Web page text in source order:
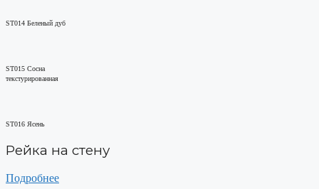
ST014 Беленый дуб
ST015 Сосна
текстурированная
ST016 Ясень
Рейка на стену
Подробнее